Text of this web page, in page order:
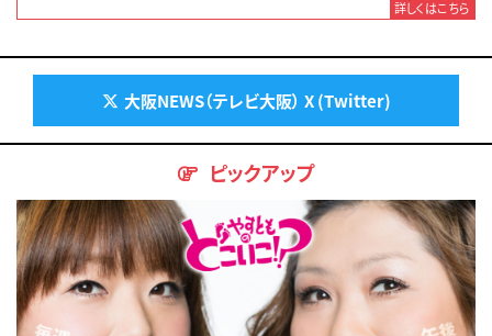
詳しくはこちら
大阪NEWS（テレビ大阪） X (Twitter)
ピックアップ